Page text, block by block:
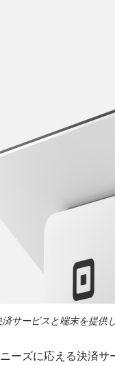
サービスと端末を提供
ーズに応える決済サ